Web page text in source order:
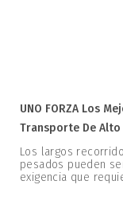
UNO FORZA Los
Transporte De
Los largos
pesados pueden
exigencia que